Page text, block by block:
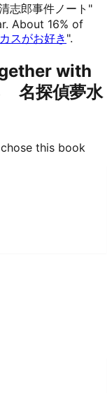
志郎事件ノート"
About 16% of
スがお好き ".
with
名探偵夢水
this book